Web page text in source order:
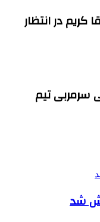
کریم در انتظار
سرمربی تیم
شد